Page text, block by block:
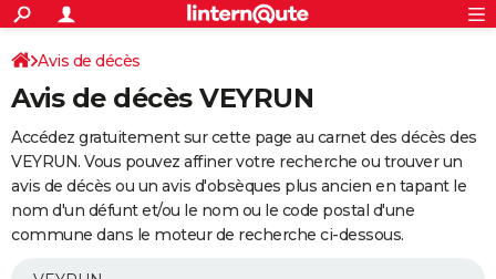
ACTUALITÉS
Politique
Société
Faits Divers
Education
Monde
Villes
+
SPORT
Coupe du monde 2026
Football
Tennis
Cyclisme
Rugby
Forum
Programme TV
TNT
Streaming
Cinéma
Sorties cinéma
Musique
+
FINANCE
Retraite
Epargne
Immobilier
Risques naturels par ville
Banque
Assurance
AUTO
Essais
Réserver un essai
Citadines
Berlines
SUV
Forum auto
+
Avis de décès
Avis de décès VEYRUN
Accédez gratuitement sur cette page au carnet des décès des
VEYRUN. Vous pouvez affiner votre recherche ou trouver un
avis de décès ou un avis d'obsèques plus ancien en tapant le
nom d'un défunt et/ou le nom ou le code postal d'une
commune dans le moteur de recherche ci-dessous.